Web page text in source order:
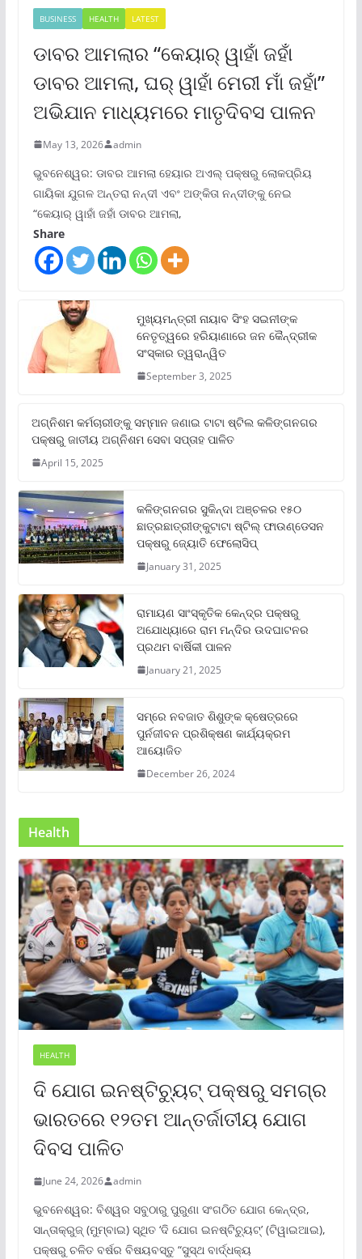
BUSINESS HEALTH LATEST
ଡାବର ଆମଲାର “କେୟାର୍ ୱାହାଁ ଜହାଁ
ଡାବର ଆମଲା, ଘର୍ ୱାହାଁ ମେରୀ ମାଁ ଜହାଁ”
ଅଭିଯାନ ମାଧ୍ୟମରେ ମାତୃଦିବସ ପାଳନ
May 13, 2026 admin
ଭୁବନେଶ୍ୱର: ଡାବର ଆମଲା ହେୟାର ଅଏଲ୍ ପକ୍ଷରୁ ଲୋକପ୍ରିୟ
ଗାୟିକା ଯୁଗଳ ଅନ୍ତରା ନନ୍ଦୀ ଏବଂ ଅଙ୍କିତା ନନ୍ଦୀଙ୍କୁ ନେଇ
“କେୟାର୍ ୱାହାଁ ଜହାଁ ଡାବର ଆମଲା,
Share
ମୁଖ୍ୟମନ୍ତ୍ରୀ ନାୟାବ ସିଂହ ସଇନୀଙ୍କ
ନେତୃତ୍ୱରେ ହରିୟାଣାରେ ଜନ କୈନ୍ଦ୍ରୀକ
ସଂସ୍କାର ତ୍ୱରାନ୍ୱିତ
September 3, 2025
ଅଗ୍ନିଶମ କର୍ମଚାରୀଙ୍କୁ ସମ୍ମାନ ଜଣାଇ ଟାଟା ଷ୍ଟିଲ କଳିଙ୍ଗନଗର
ପକ୍ଷରୁ ଜାତୀୟ ଅଗ୍ନିଶମ ସେବା ସପ୍ତାହ ପାଳିତ
April 15, 2025
କଳିଙ୍ଗନଗର ସୁକିନ୍ଦା ଅଞ୍ଚଳର ୧୫୦
ଛାତ୍ରଛାତ୍ରୀଙ୍କୁଟାଟା ଷ୍ଟିଲ୍ ଫାଉଣ୍ଡେସନ
ପକ୍ଷରୁ ଜ୍ୟୋତି ଫେଲୋସିପ୍‌
January 31, 2025
ରାମାୟଣ ସାଂସ୍କୃତିକ କେନ୍ଦ୍ର ପକ୍ଷରୁ
ଅଯୋଧ୍ୟାରେ ରାମ ମନ୍ଦିର ଉଦଘାଟନର
ପ୍ରଥମ ବାର୍ଷିକୀ ପାଳନ
January 21, 2025
ସମ୍‌ରେ ନବଜାତ ଶିଶୁଙ୍କ କ୍ଷେତ୍ରରେ
ପୁର୍ନଜୀବନ ପ୍ରଶିକ୍ଷଣ କାର୍ଯ୍ୟକ୍ରମ
ଆୟୋଜିତ
December 26, 2024
Health
HEALTH
ଦି ଯୋଗ ଇନଷ୍ଟିଚ୍ୟୁଟ୍ ପକ୍ଷରୁ ସମଗ୍ର
ଭାରତରେ ୧୨ତମ ଆନ୍ତର୍ଜାତୀୟ ଯୋଗ
ଦିବସ ପାଳିତ
June 24, 2026 admin
ଭୁବନେଶ୍ୱର: ବିଶ୍ୱର ସବୁଠାରୁ ପୁରୁଣା ସଂଗଠିତ ଯୋଗ କେନ୍ଦ୍ର,
ସାନ୍ତାକ୍ରୁଜ୍ (ମୁମ୍ବାଇ) ସ୍ଥିତ ‘ଦି ଯୋଗ ଇନଷ୍ଟିଚ୍ୟୁଟ୍‌’ (ଟିୱାଇଆଇ),
ପକ୍ଷରୁ ଚଳିତ ବର୍ଷର ବିଷୟବସ୍ତୁ “ସୁସ୍ଥ ବାର୍ଦ୍ଧକ୍ୟ